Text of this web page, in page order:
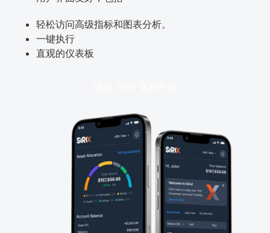
轻松访问高级指标和图表分析。
一键执行
直观的仪表板